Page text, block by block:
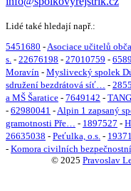
Lidé také hledají např.:
5451680 -Asociace učitelů
s. - 22676198 - 27010759 -
Moravín - Myslivecký spolek
sdružení bezdrátová síť… -
a MŠ Šaratice - 7649142 -
- 62980041 -Alpin 1 zapsaný
gramotnosti Pře… - 1897527 -
26635038 - Peťulka, o.s. -
- Komora civilních
© 2025 Pravoslav